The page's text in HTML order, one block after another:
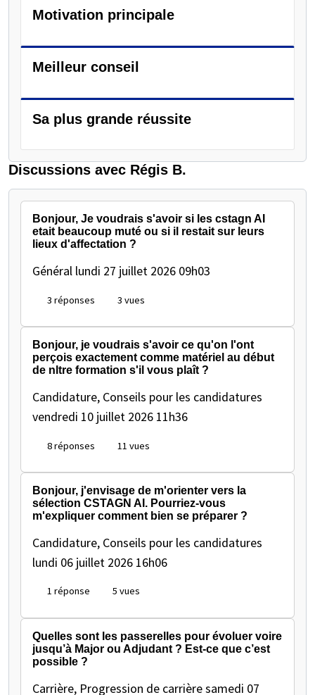
Motivation principale
Meilleur conseil
Sa plus grande réussite
Discussions avec Régis B.
Bonjour, Je voudrais s'avoir si les cstagn AI
etait beaucoup muté ou si il restait sur leurs
lieux d'affectation ?
Général lundi 27 juillet 2026 09h03
3 réponses 3 vues
Bonjour, je voudrais s'avoir ce qu'on l'ont
perçois exactement comme matériel au début
de nltre formation s'il vous plaît ?
Candidature, Conseils pour les candidatures
vendredi 10 juillet 2026 11h36
8 réponses 11 vues
Bonjour, j'envisage de m'orienter vers la
sélection CSTAGN AI. Pourriez-vous
m'expliquer comment bien se préparer ?
Candidature, Conseils pour les candidatures
lundi 06 juillet 2026 16h06
1 réponse 5 vues
Quelles sont les passerelles pour évoluer voire
jusqu’à Major ou Adjudant ? Est-ce que c’est
possible ?
Carrière, Progression de carrièresamedi 07